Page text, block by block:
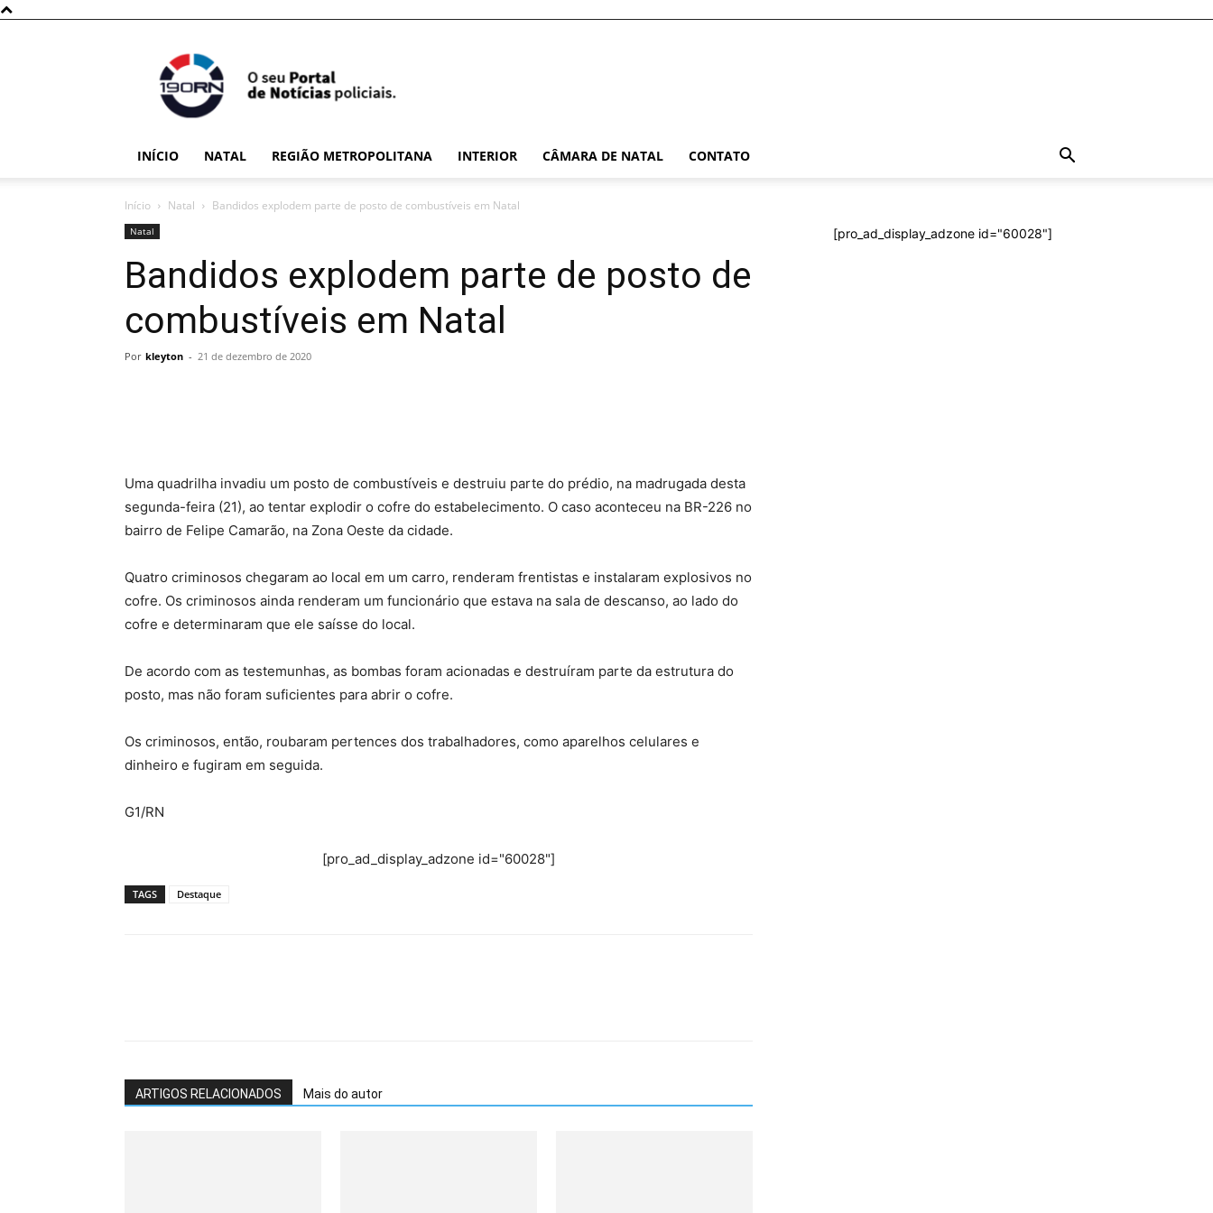
INÍCIO NATAL REGIÃO METROPOLITANA INTERIOR CÂMARA DE NATAL CONTATO
Início Natal Bandidos explodem parte de posto de combustíveis em Natal
Natal
Bandidos explodem parte de posto de
combustíveis em Natal
Por kleyton - 21 de dezembro de 2020
Uma quadrilha invadiu um posto de combustíveis e destruiu parte do prédio, na madrugada desta
segunda-feira (21), ao tentar explodir o cofre do estabelecimento. O caso aconteceu na BR-226 no
bairro de Felipe Camarão, na Zona Oeste da cidade.
Quatro criminosos chegaram ao local em um carro, renderam frentistas e instalaram explosivos no
cofre. Os criminosos ainda renderam um funcionário que estava na sala de descanso, ao lado do
cofre e determinaram que ele saísse do local.
De acordo com as testemunhas, as bombas foram acionadas e destruíram parte da estrutura do
posto, mas não foram suficientes para abrir o cofre.
Os criminosos, então, roubaram pertences dos trabalhadores, como aparelhos celulares e
dinheiro e fugiram em seguida.
G1/RN
[pro_ad_display_adzone id="60028"]
TAGS Destaque
ARTIGOS RELACIONADOS Mais do autor
[pro_ad_display_adzone id="60028"]